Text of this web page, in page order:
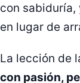
con
en lugar de
La lección de
con pasión,